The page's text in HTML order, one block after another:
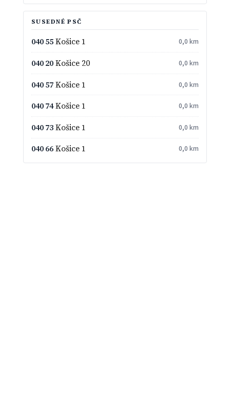
SUSEDNÉ PSČ
040 55Košice 1 0,0 km
040 20Košice 20 0,0 km
040 57Košice 1 0,0 km
040 74Košice 1 0,0 km
040 73Košice 1 0,0 km
040 66Košice 1 0,0 km